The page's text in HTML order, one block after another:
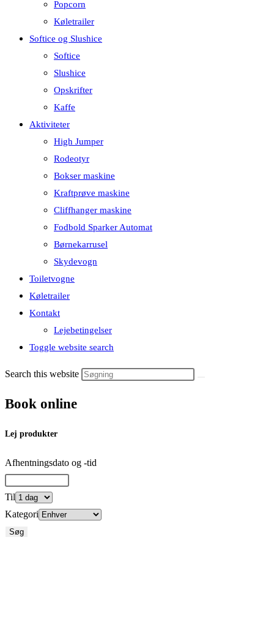
Popcorn
Køletrailer
Softice og Slushice
Softice
Slushice
Opskrifter
Kaffe
Aktiviteter
High Jumper
Rodeotyr
Bokser maskine
Kraftprøve maskine
Cliffhanger maskine
Fodbold Sparker Automat
Børnekarrusel
Skydevogn
Toiletvogne
Køletrailer
Kontakt
Lejebetingelser
Toggle website search
Search this website
Book online
Lej produkter
Afhentningsdato og -tid
Til
Kategori
Søg